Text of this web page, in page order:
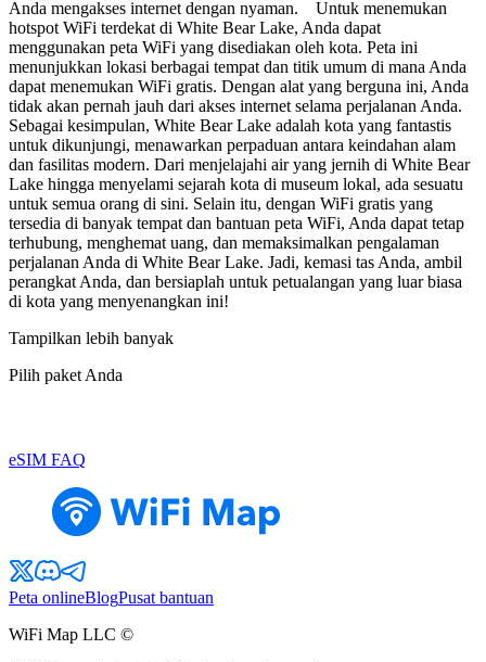
Anda mengakses internet dengan nyaman. Untuk menemukan
hotspot WiFi terdekat di White Bear Lake, Anda dapat
menggunakan peta WiFi yang disediakan oleh kota. Peta ini
menunjukkan lokasi berbagai tempat dan titik umum di mana Anda
dapat menemukan WiFi gratis. Dengan alat yang berguna ini, Anda
tidak akan pernah jauh dari akses internet selama perjalanan Anda.
Sebagai kesimpulan, White Bear Lake adalah kota yang fantastis
untuk dikunjungi, menawarkan perpaduan antara keindahan alam
dan fasilitas modern. Dari menjelajahi air yang jernih di White Bear
Lake hingga menyelami sejarah kota di museum lokal, ada sesuatu
untuk semua orang di sini. Selain itu, dengan WiFi gratis yang
tersedia di banyak tempat dan bantuan peta WiFi, Anda dapat tetap
terhubung, menghemat uang, dan memaksimalkan pengalaman
perjalanan Anda di White Bear Lake. Jadi, kemasi tas Anda, ambil
perangkat Anda, dan bersiaplah untuk petualangan yang luar biasa
di kota yang menyenangkan ini!
Tampilkan lebih banyak
Pilih paket Anda
eSIM FAQ
Peta onlineBlogPusat bantuan
WiFi Map LLC ©